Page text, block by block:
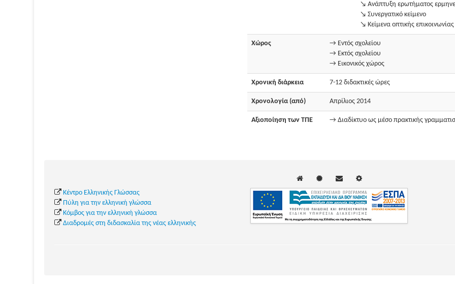
↘ Ανάπτυξη ερωτήματος
↘ Συνεργατικό κείμενο
↘ Κείμενα οπτικής
Χώρος
→ Εντός σχολείου
→ Εκτός σχολείου
→ Εικονικός χώρος
Χρονική διάρκεια 7-12 διδακτικές ώρες
Χρονολογία (από) Απρίλιος 2014
Αξιοποίηση των ΤΠΕ → Διαδίκτυο ως μέσο πρακτικής
Κέντρο Ελληνικής Γλώσσας
Πύλη για την ελληνική γλώσσα
Κόμβος για την ελληνική γλώσσα
Διαδρομές στη διδασκαλία της νέας ελληνικής